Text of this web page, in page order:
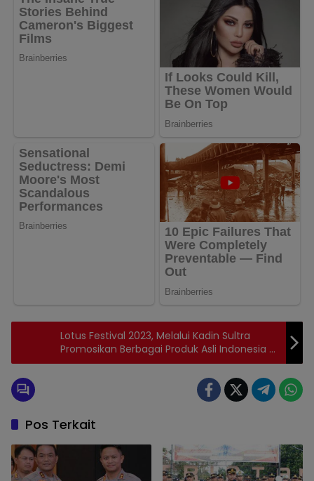
Lotus Festival 2023, Melalui Kadin Sultra
Promosikan Berbagai Produk Asli Indonesia di
Echo Park Los Angeles Calofornia
Pos Terkait